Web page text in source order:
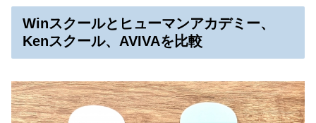
Winスクールとヒューマンアカデミー、
Kenスクール、AVIVAを比較